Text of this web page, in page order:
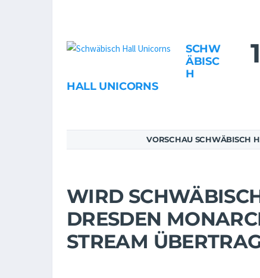
SCHW
ÄBISC
H
HALL UNICORNS
VORSCHAU SCHWÄBISCH
WIRD
DRESDEN
STREAM